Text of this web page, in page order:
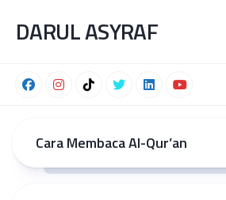
content
DARUL ASYRAF
Cara Membaca Al-Qur’an